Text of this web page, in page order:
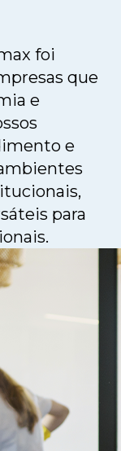
foi
que
e
e
para